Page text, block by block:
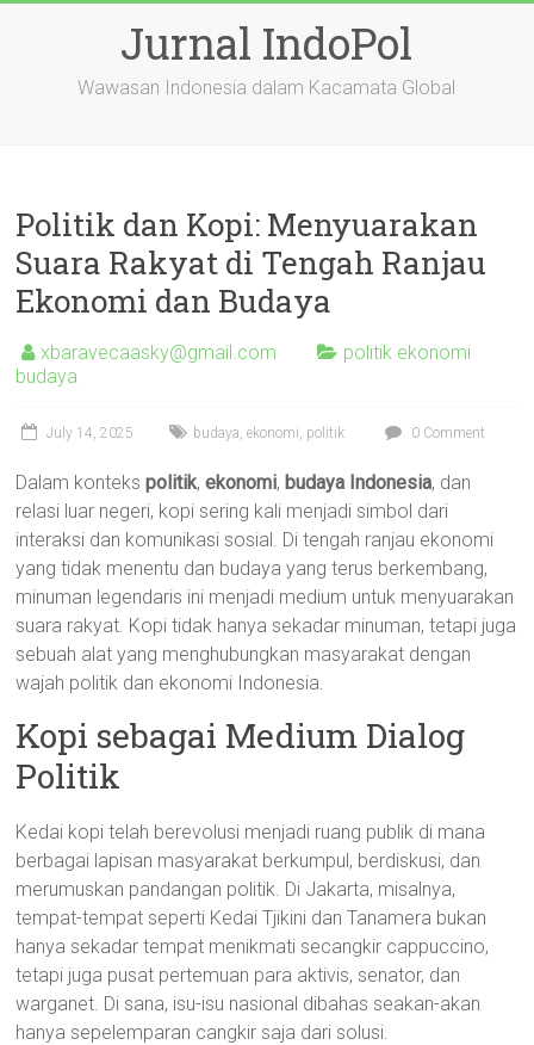
Jurnal IndoPol
Wawasan Indonesia dalam Kacamata Global
Politik dan Kopi: Menyuarakan
Suara Rakyat di Tengah Ranjau
Ekonomi dan Budaya
xbaravecaasky@gmail.com
politik ekonomi
budaya
July 14, 2025 budaya,ekonomi, politik 0 Comment
Dalam kontekspolitik,ekonomi, budaya Indonesia, dan
relasi luar negeri, kopi sering kali menjadi simbol dari
interaksi dan komunikasi sosial. Di tengah ranjau ekonomi
yang tidak menentu dan budaya yang terus berkembang,
minuman legendaris ini menjadi medium untuk menyuarakan
suara rakyat. Kopi tidak hanya sekadar minuman, tetapi juga
sebuah alat yang menghubungkan masyarakat dengan
wajah politik dan ekonomi Indonesia.
Kopi sebagai Medium Dialog
Politik
Kedai kopi telah berevolusi menjadi ruang publik di mana
berbagai lapisan masyarakat berkumpul, berdiskusi, dan
merumuskan pandangan politik. Di Jakarta, misalnya,
tempat-tempat seperti Kedai Tjikini dan Tanamera bukan
hanya sekadar tempat menikmati secangkir cappuccino,
tetapi juga pusat pertemuan para aktivis, senator, dan
warganet. Di sana, isu-isu nasional dibahas seakan-akan
hanya sepelemparan cangkir saja dari solusi.